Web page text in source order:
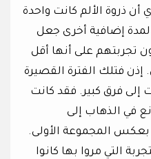
أن ذروة الألم كانت واحدة
لمدة إضافية أخرى جعل
تجربتهم على أنها أقل
إذن فتلك الفترة القصيرة
إلى فرق كبير. فقد كانت
في الذهاب إلى
المجموعة الأولى.
التي مروا بها كانوا